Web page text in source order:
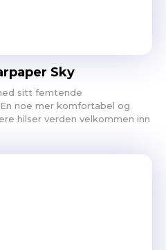
Sky
sitt femtende
noe mer komfortabel og
hilser verden velkommen inn